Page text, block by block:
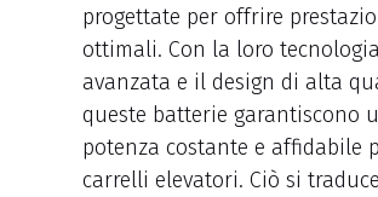
progettate per offrire
ottimali. Con la loro tecnologia
avanzata e il design di alta
queste batterie garantiscono
potenza costante e affidabile
carrelli elevatori. Ciò si